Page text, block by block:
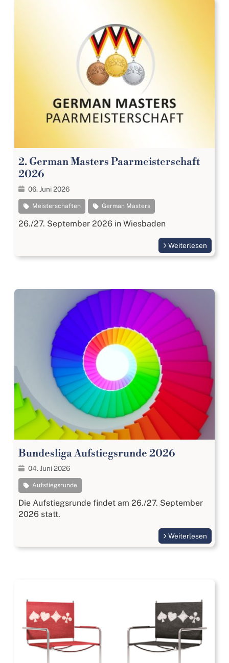
2. German Masters Paarmeisterschaft
2026
06. Juni 2026
Meisterschaften German Masters
26./27. September 2026 in Wiesbaden
Weiterlesen
Bundesliga Aufstiegsrunde 2026
04. Juni 2026
Aufstiegsrunde
Die Aufstiegsrunde findet am 26./27. September
2026 statt.
Weiterlesen